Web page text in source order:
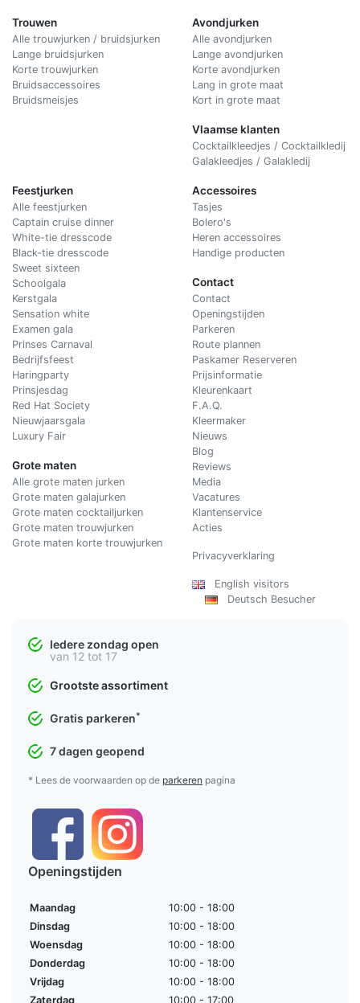
Trouwen
Alle trouwjurken / bruidsjurken
Lange bruidsjurken
Korte trouwjurken
Bruidsaccessoires
Bruidsmeisjes
Avondjurken
Alle avondjurken
Lange avondjurken
Korte avondjurken
Lang in grote maat
Kort in grote maat
Vlaamse klanten
Cocktailkleedjes / Cocktailkledij
Galakleedjes / Galakledij
Feestjurken
Alle feestjurken
Captain cruise dinner
White-tie dresscode
Black-tie dresscode
Sweet sixteen
Schoolgala
Kerstgala
Sensation white
Examen gala
Prinses Carnaval
Bedrijfsfeest
Haringparty
Prinsjesdag
Red Hat Society
Nieuwjaarsgala
Luxury Fair
Grote maten
Alle grote maten jurken
Grote maten galajurken
Grote maten cocktailjurken
Grote maten trouwjurken
Grote maten korte trouwjurken
Accessoires
Tasjes
Bolero's
Heren accessoires
Handige producten
Contact
Contact
Openingstijden
Parkeren
Route plannen
Paskamer Reserveren
Prijsinformatie
Kleurenkaart
F.A.Q.
Kleermaker
Nieuws
Blog
Reviews
Media
Vacatures
Klantenservice
Acties
Privacyverklaring
English visitors
Deutsch Besucher
Iedere zondag open
van 12 tot 17
Grootste assortiment
Gratis parkeren*
7 dagen geopend
* Lees de voorwaarden op de parkeren pagina
Openingstijden
Maandag
10:00 - 18:00
Dinsdag
10:00 - 18:00
Woensdag
10:00 - 18:00
Donderdag
10:00 - 18:00
Vrijdag
10:00 - 18:00
Zaterdag
10:00 - 17:00